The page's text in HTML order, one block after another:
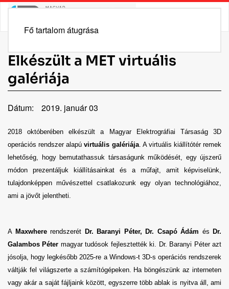
Fő tartalom átugrása
Elkészült a MET virtuális
galériája
Dátum: 2019. január 03
2018 októberében elkészült a Magyar Elektrográfiai Társaság 3D
operációs rendszer alapúvirtuális galériája. A virtuális kiállítótér remek
lehetőség, hogy bemutathassuk társaságunk működését, egy újszerű
módon prezentáljuk kiállításainkat és a műfajt, amit képviselünk,
tulajdonképpen művészettel csatlakozunk egy olyan technológiához,
ami a jövőt jelentheti.
A Maxwhererendszerét Dr. Baranyi Péter, Dr. Csapó Ádám és Dr.
Galambos Péter magyar tudósok fejlesztették ki. Dr. Baranyi Péter azt
jósolja, hogy legkésőbb 2025-re a Windows-t 3D-s operációs rendszerek
váltják fel világszerte a számítógépeken. Ha böngészünk az interneten
vagy akár a saját fájljaink között, egyszerre több ablak is nyitva áll, ami